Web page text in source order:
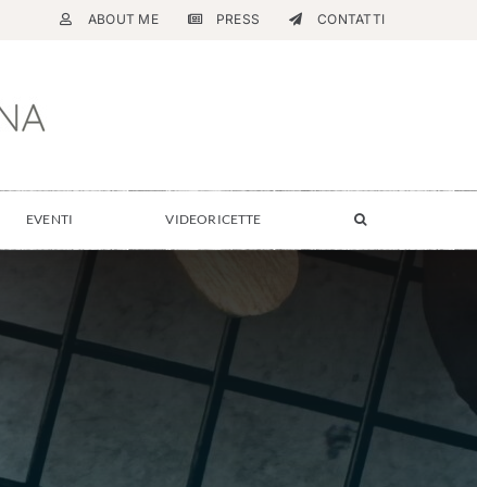
ABOUT ME PRESS CONTATTI
EVENTI VIDEORICETTE